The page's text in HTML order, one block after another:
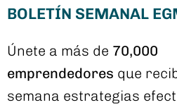
BOLETÍN SEMANAL
Únete a más de 70,000
emprendedores que
semana estrategias